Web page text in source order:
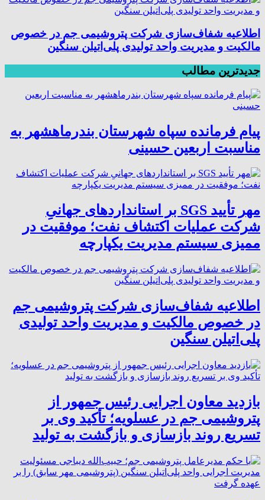
اطلاعیه شفاف‌سازی شرکت پتروشیمی جم در خصوص
مالکیت و مدیریت واحد تولیدی پلی‌اتیلن سنگین
جدیدترین مطالب
پیام فرمانده سپاه شهرستان بندرماهشهر به
مناسبت اربعین حسینی
مهر تأیید SGS بر استانداردهای جهانیِ
شرکت عملیات اکتشاف نفت؛ موفقیت در
ممیزی سیستم مدیریت یکپارچه
اطلاعیه شفاف‌سازی شرکت پتروشیمی جم
در خصوص مالکیت و مدیریت واحد تولیدی
پلی‌اتیلن سنگین
بازدید معاون اجرایی رئیس جمهور از
پتروشیمی جم در عسلویه؛ تأکید وی بر
تسریع روند بازسازی و بازگشت به تولید